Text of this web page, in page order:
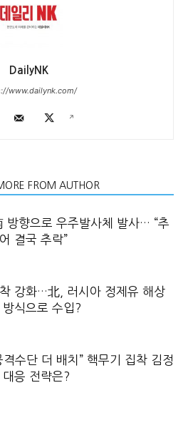
DailyNK
www.dailynk.com/
FROM AUTHOR
방향으로 우주발사체 발사… “추
결국 추락”
강화…北, 러시아 정제유 해상
식으로 수입?
격수단 더 배치” 핵무기 집착 김정
응 전략은?